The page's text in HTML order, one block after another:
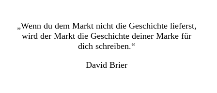
„Wenn du dem Markt nicht die Geschichte lieferst,
wird der Markt die Geschichte deiner Marke für
dich schreiben.“
David Brier